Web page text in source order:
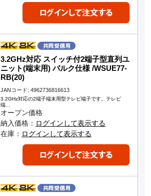
3.2GHz対応 スイッチ付2端子型直列ユ
ニット(端末用) バルク仕様 /WSUE77-
RB(20)
JANコード: 4962736816613
3.2GHz対応の2端子端末用型テレビ端子です。テレビ
端…
オープン価格
納入価格： ログインして表示する
在庫： ログインして表示する